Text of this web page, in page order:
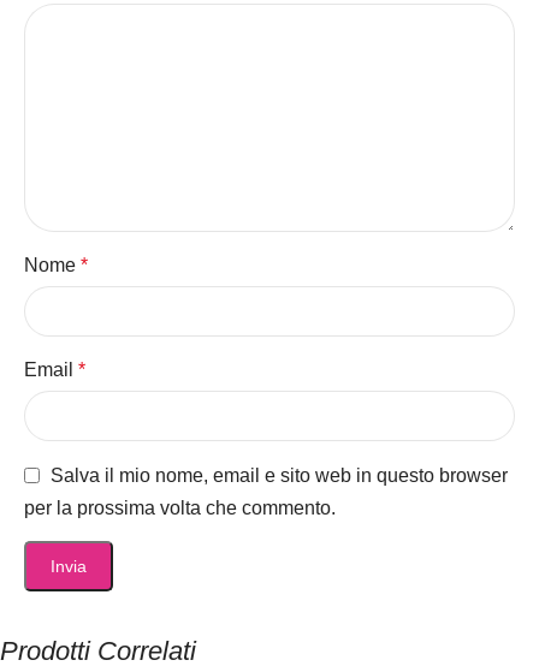
Nome *
Email *
Salva il mio nome, email e sito web in questo browser
per la prossima volta che commento.
Prodotti Correlati